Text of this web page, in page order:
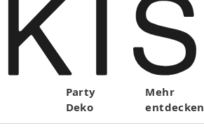
Party
Deko
Mehr
entdecken